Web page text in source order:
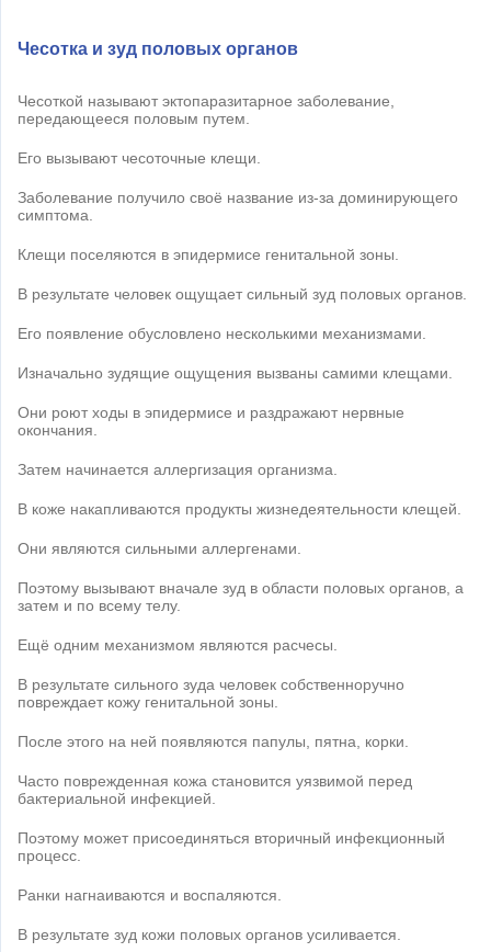
Чесотка и зуд половых органов
Чесоткой называют эктопаразитарное заболевание,
передающееся половым путем.
Его вызывают чесоточные клещи.
Заболевание получило своё название из-за доминирующего
симптома.
Клещи поселяются в эпидермисе генитальной зоны.
В результате человек ощущает сильный зуд половых органов.
Его появление обусловлено несколькими механизмами.
Изначально зудящие ощущения вызваны самими клещами.
Они роют ходы в эпидермисе и раздражают нервные
окончания.
Затем начинается аллергизация организма.
В коже накапливаются продукты жизнедеятельности клещей.
Они являются сильными аллергенами.
Поэтому вызывают вначале зуд в области половых органов, а
затем и по всему телу.
Ещё одним механизмом являются расчесы.
В результате сильного зуда человек собственноручно
повреждает кожу генитальной зоны.
После этого на ней появляются папулы, пятна, корки.
Часто поврежденная кожа становится уязвимой перед
бактериальной инфекцией.
Поэтому может присоединяться вторичный инфекционный
процесс.
Ранки нагнаиваются и воспаляются.
В результате зуд кожи половых органов усиливается.